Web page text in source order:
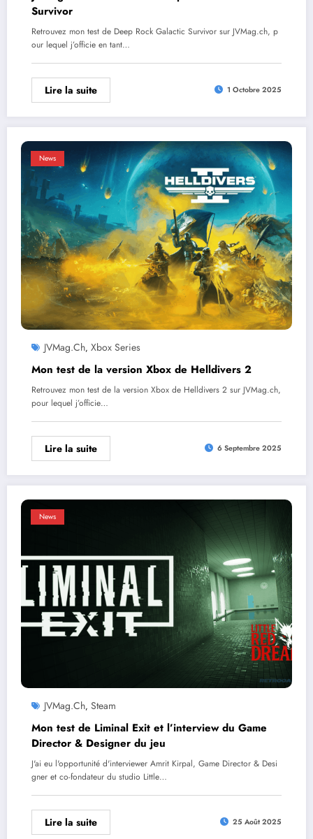
Survivor
Retrouvez mon test de Deep Rock Galactic Survivor sur JVMag.ch, p
our lequel j’officie en tant…
Lire la suite 1 Octobre 2025
News
JVMag.ch, Xbox Series
Mon test de la version Xbox de Helldivers 2
Retrouvez mon test de la version Xbox de Helldivers 2 sur JVMag.ch,
pour lequel j’officie…
Lire la suite 6 Septembre 2025
News
JVMag.ch, Steam
Mon test de Liminal Exit et l’interview du Game
Director & Designer du jeu
J'ai eu l'opportunité d'interviewer Amrit Kirpal, Game Director & Desi
gner et co-fondateur du studio Little…
Lire la suite 25 Août 2025